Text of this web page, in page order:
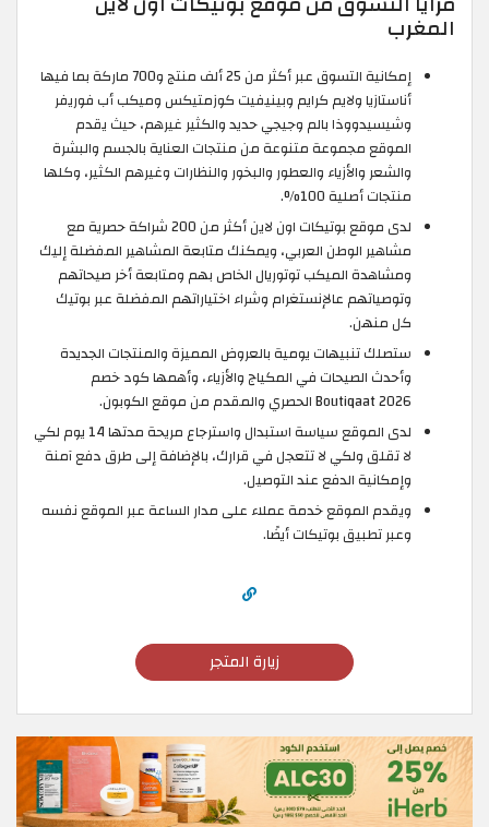
المغرب
إمكانية التسوق عبر أكثر من 25 ألف منتج و700 ماركة بما فيها
أناستازيا ولايم كرايم وبينيفيت كوزمتيكس وميكب أب فوريفر
وشيسيدووذا بالم وجيجي حديد والكثير غيرهم، حيث يقدم
الموقع مجموعة متنوعة من منتجات العناية بالجسم والبشرة
والشعر والأزياء والعطور والبخور والنظارات وغيرهم الكثير، وكلها
منتجات أصلية 100%.
لدى موقع بوتيكات اون لاين أكثر من 200 شراكة حصرية مع
مشاهير الوطن العربي، ويمكنك متابعة المشاهير المفضلة إليك
ومشاهدة الميكب توتوريال الخاص بهم ومتابعة أخر صيحاتهم
وتوصياتهم عالإنستغرام وشراء اختياراتهم المفضلة عبر بوتيك
كل منهن.
ستصلك تنبيهات يومية بالعروض المميزة والمنتجات الجديدة
وأحدث الصيحات في المكياج والأزياء، وأهمها كود خصم
Boutiqaat 2026 الحصري والمقدم من موقع الكوبون.
لدى الموقع سياسة استبدال واسترجاع مريحة مدتها 14 يوم لكي
لا تقلق ولكي لا تتعجل في قرارك، بالإضافة إلى طرق دفع آمنة
وإمكانية الدفع عند التوصيل.
ويقدم الموقع خدمة عملاء على مدار الساعة عبر الموقع نفسه
وعبر تطبيق بوتيكات أيضًا.
زيارة المتجر